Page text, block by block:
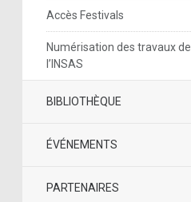
Accès Festivals
Numérisation des travaux de
l’INSAS
BIBLIOTHÈQUE
ÉVÉNEMENTS
PARTENAIRES